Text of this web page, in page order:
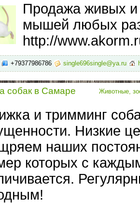
Продажа живых
мышей любых
http://
+79377986786 single696single@ya.ru
собак в Самаре Животные,
и тримминг
Низкие
наших
которых с